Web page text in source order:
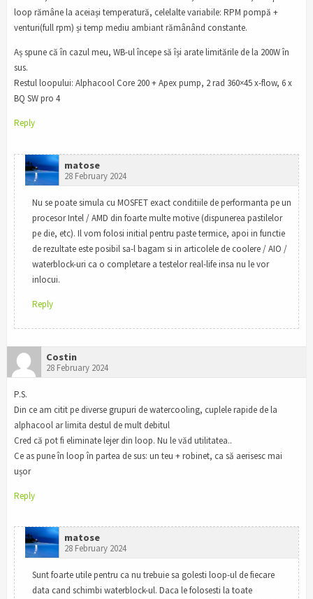
loop rămâne la aceiași temperatură, celelalte variabile: RPM pompă +
venturi(full rpm) și temp mediu ambiant rămânând constante.
Aș spune că în cazul meu, WB-ul începe să își arate limitările de la 200W în
sus.
Restul loopului: Alphacool Core 200 + Apex pump, 2 rad 360×45 x-flow, 6 x
BQ SW pro 4
Reply
matose
28 February 2024
Nu se poate simula cu MOSFET exact conditiile de performanta pe un
procesor Intel / AMD din foarte multe motive (dispunerea pastilelor
pe die, etc). Il vom folosi initial pentru paste termice, apoi in functie
de rezultate este posibil sa-l bagam si in articolele de coolere / AIO /
waterblock-uri ca o completare a testelor real-life insa nu le vor
inlocui.
Reply
Costin
28 February 2024
P.S.
Din ce am citit pe diverse grupuri de watercooling, cuplele rapide de la
alphacool ar limita destul de mult debitul
Cred că pot fi eliminate lejer din loop. Nu le văd utilitatea..
Ce as pune în loop în partea de sus: un teu + robinet, ca să aerisesc mai
ușor
Reply
matose
28 February 2024
Sunt foarte utile pentru ca nu trebuie sa golesti loop-ul de fiecare
data cand schimbi waterblock-ul. Daca le folosesti la toate